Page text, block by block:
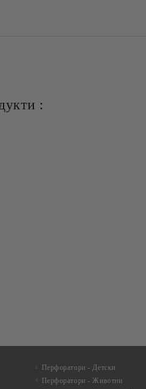
:
Перфоратори - Детски
Перфоратори - Животни